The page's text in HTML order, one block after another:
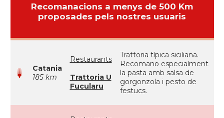
Recomanacions a menys de 500 Km
proposades pels nostres usuaris
Catania
185 km
Restaurants
Trattoria U
Fucularu
Trattoria típica siciliana.
Recomano especialment
la pasta amb salsa de
gorgonzola i pesto de
festucs.